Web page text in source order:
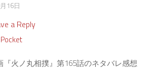
16日
a Reply
Pocket
『火ノ丸相撲』第165話のネタバレ感想